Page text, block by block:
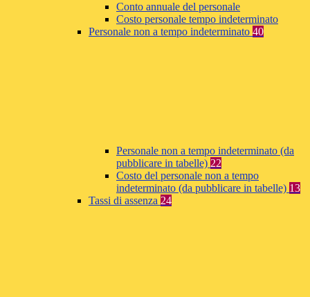
Conto annuale del personale
Costo personale tempo indeterminato
Personale non a tempo indeterminato 40
Personale non a tempo indeterminato (da
pubblicare in tabelle) 22
Costo del personale non a tempo
indeterminato (da pubblicare in tabelle) 13
Tassi di assenza 24